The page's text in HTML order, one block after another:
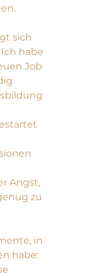
sich
habe
Job
Angst,
zu
in
habe: